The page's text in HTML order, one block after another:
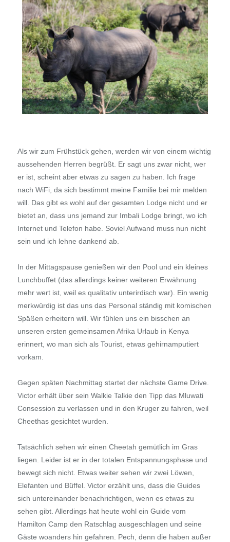
Als wir zum Frühstück gehen, werden wir von einem wichtig
aussehenden Herren begrüßt. Er sagt uns zwar nicht, wer
er ist, scheint aber etwas zu sagen zu haben. Ich frage
nach WiFi, da sich bestimmt meine Familie bei mir melden
will. Das gibt es wohl auf der gesamten Lodge nicht und er
bietet an, dass uns jemand zur Imbali Lodge bringt, wo ich
Internet und Telefon habe. Soviel Aufwand muss nun nicht
sein und ich lehne dankend ab.
In der Mittagspause genießen wir den Pool und ein kleines
Lunchbuffet (das allerdings keiner weiteren Erwähnung
mehr wert ist, weil es qualitativ unterirdisch war). Ein wenig
merkwürdig ist das uns das Personal ständig mit komischen
Späßen erheitern will. Wir fühlen uns ein bisschen an
unseren ersten gemeinsamen Afrika Urlaub in Kenya
erinnert, wo man sich als Tourist, etwas gehirnamputiert
vorkam.
Gegen späten Nachmittag startet der nächste Game Drive.
Victor erhält über sein Walkie Talkie den Tipp das Mluwati
Consession zu verlassen und in den Kruger zu fahren, weil
Cheethas gesichtet wurden.
Tatsächlich sehen wir einen Cheetah gemütlich im Gras
liegen. Leider ist er in der totalen Entspannungsphase und
bewegt sich nicht. Etwas weiter sehen wir zwei Löwen,
Elefanten und Büffel. Victor erzählt uns, dass die Guides
sich untereinander benachrichtigen, wenn es etwas zu
sehen gibt. Allerdings hat heute wohl ein Guide vom
Hamilton Camp den Ratschlag ausgeschlagen und seine
Gäste woanders hin gefahren. Pech, denn die haben außer